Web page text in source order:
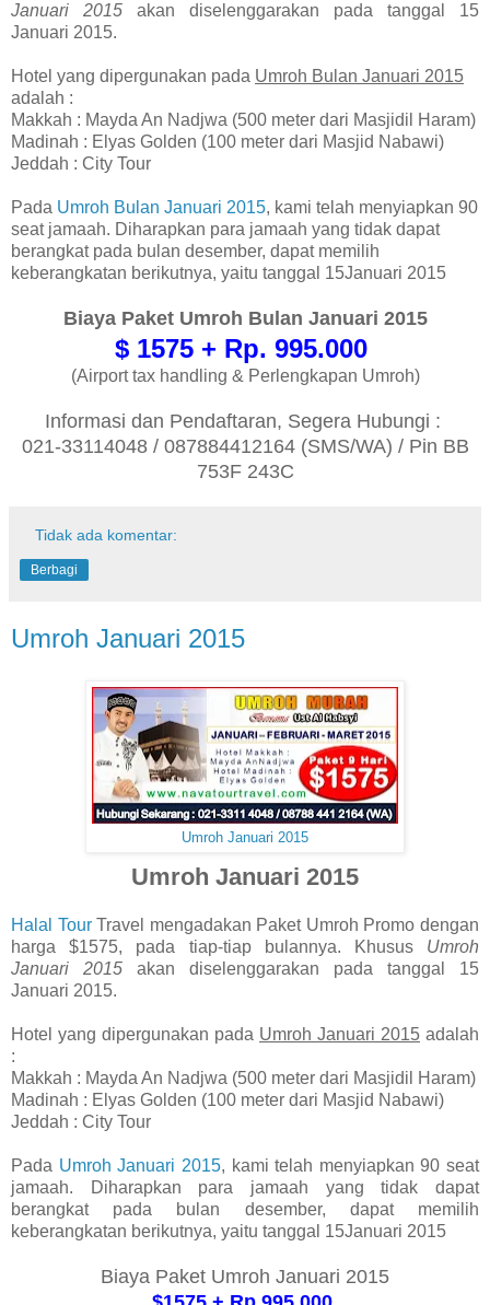
Januari 2015 akan diselenggarakan pada tanggal 15
Januari 2015.
Hotel yang dipergunakan pada Umroh Bulan Januari 2015
adalah :
Makkah : Mayda An Nadjwa (500 meter dari Masjidil Haram)
Madinah : Elyas Golden (100 meter dari Masjid Nabawi)
Jeddah : City Tour
Pada Umroh Bulan Januari 2015, kami telah menyiapkan 90
seat jamaah. Diharapkan para jamaah yang tidak dapat
berangkat pada bulan desember, dapat memilih
keberangkatan berikutnya, yaitu tanggal 15Januari 2015
Biaya Paket Umroh Bulan Januari 2015
$ 1575 + Rp. 995.000
(Airport tax handling & Perlengkapan Umroh)
Informasi dan Pendaftaran, Segera Hubungi :
021-33114048 / 087884412164 (SMS/WA) / Pin BB
753F 243C
Tidak ada komentar:
Berbagi
Umroh Januari 2015
Umroh Januari 2015
Umroh Januari 2015
Halal TourTravel mengadakan Paket Umroh Promo dengan
harga $1575, pada tiap-tiap bulannya. Khusus Umroh
Januari 2015 akan diselenggarakan pada tanggal 15
Januari 2015.
Hotel yang dipergunakan pada Umroh Januari 2015 adalah
:
Makkah : Mayda An Nadjwa (500 meter dari Masjidil Haram)
Madinah : Elyas Golden (100 meter dari Masjid Nabawi)
Jeddah : City Tour
Pada Umroh Januari 2015, kami telah menyiapkan 90 seat
jamaah. Diharapkan para jamaah yang tidak dapat
berangkat pada bulan desember, dapat memilih
keberangkatan berikutnya, yaitu tanggal 15Januari 2015
Biaya Paket Umroh Januari 2015